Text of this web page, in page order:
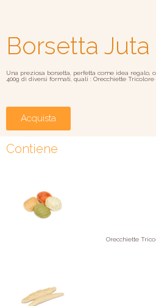
Borsetta Juta
Una preziosa borsetta, perfetta come idea regalo,
400g di diversi formati, quali : Orecchiette Tricolore
Acquista
Contiene
Orecchiette